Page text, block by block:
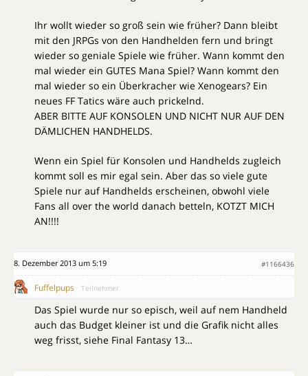
Ihr wollt wieder so groß sein wie früher? Dann bleibt
mit den JRPGs von den Handhelden fern und bringt
wieder so geniale Spiele wie früher. Wann kommt den
mal wieder ein GUTES Mana Spiel? Wann kommt den
mal wieder so ein Überkracher wie Xenogears? Ein
neues FF Tatics wäre auch prickelnd.
ABER BITTE AUF KONSOLEN UND NICHT NUR AUF DEN
DÄMLICHEN HANDHELDS.
Wenn ein Spiel für Konsolen und Handhelds zugleich
kommt soll es mir egal sein. Aber das so viele gute
Spiele nur auf Handhelds erscheinen, obwohl viele
Fans all over the world danach betteln, KOTZT MICH
AN!!!!
8. Dezember 2013 um 5:19 #1166436
Fuffelpups Teilnehmer
Das Spiel wurde nur so episch, weil auf nem Handheld
auch das Budget kleiner ist und die Grafik nicht alles
weg frisst, siehe Final Fantasy 13…